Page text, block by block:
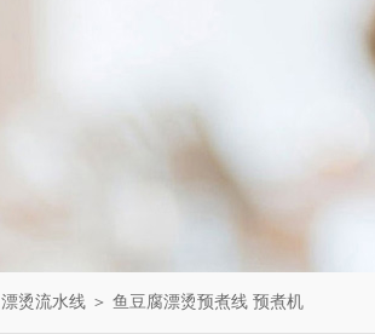
漂烫流水线 ＞ 鱼豆腐漂烫预煮线 预煮机